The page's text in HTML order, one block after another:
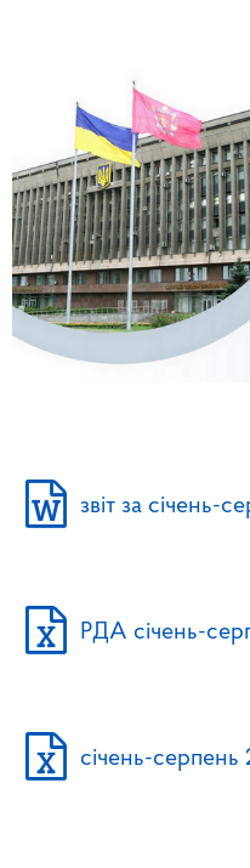
звіт за січень-
РДА січень-
січень-серпень